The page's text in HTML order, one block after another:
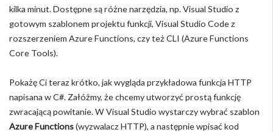
kilka minut. Dostępne są różne narzędzia, np. Visual Studio z
gotowym szablonem projektu funkcji, Visual Studio Code z
rozszerzeniem Azure Functions, czy też CLI (Azure Functions
Core Tools).
Pokażę Ci teraz krótko, jak wygląda przykładowa funkcja HTTP
napisana w C#. Załóżmy, że chcemy utworzyć prostą funkcję
zwracającą powitanie. W Visual Studio wystarczy wybrać szablon
Azure Functions(wyzwalacz HTTP), a następnie wpisać kod